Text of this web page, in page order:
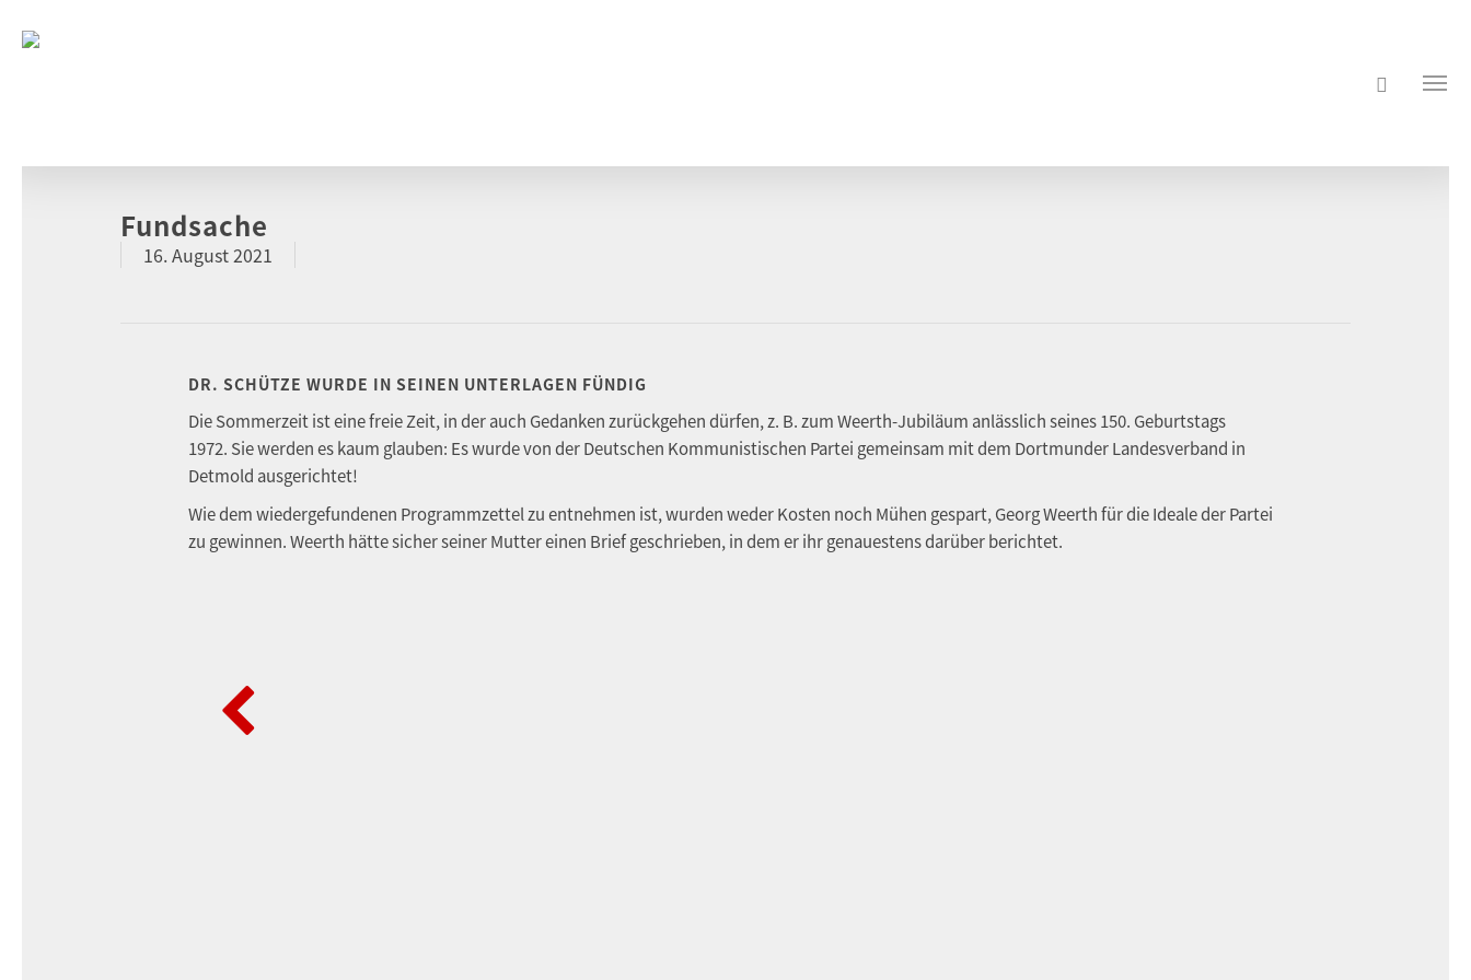
Fundsache
16. August 2021
DR. SCHÜTZE WURDE IN SEINEN UNTERLAGEN FÜNDIG
Die Sommerzeit ist eine freie Zeit, in der auch Gedanken zurückgehen dürfen, z. B. zum Weerth-Jubiläum anlässlich seines 150. Geburtstags
1972. Sie werden es kaum glauben: Es wurde von der Deutschen Kommunistischen Partei gemeinsam mit dem Dortmunder Landesverband in
Detmold ausgerichtet!
Wie dem wiedergefundenen Programmzettel zu entnehmen ist, wurden weder Kosten noch Mühen gespart, Georg Weerth für die Ideale der Partei
zu gewinnen. Weerth hätte sicher seiner Mutter einen Brief geschrieben, in dem er ihr genauestens darüber berichtet.